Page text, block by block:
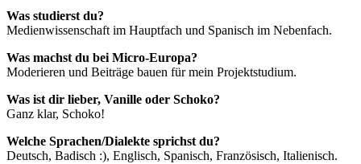
Was studierst du?
Medienwissenschaft im Hauptfach und Spanisch im Nebenfach.
Was machst du bei Micro-Europa?
Moderieren und Beiträge bauen für mein Projektstudium.
Was ist dir lieber, Vanille oder Schoko?
Ganz klar, Schoko!
Welche Sprachen/Dialekte sprichst du?
Deutsch, Badisch :), Englisch, Spanisch, Französisch, Italienisch.